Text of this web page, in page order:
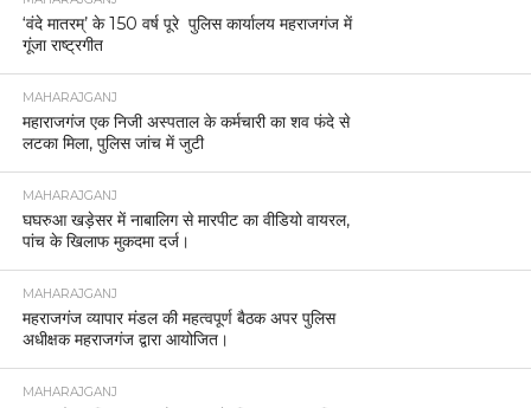
‘वंदे मातरम्’ के 150 वर्ष पूरे पुलिस कार्यालय महराजगंज में
गूंजा राष्ट्रगीत
MAHARAJGANJ
महाराजगंज एक निजी अस्पताल के कर्मचारी का शव फंदे से
लटका मिला, पुलिस जांच में जुटी
MAHARAJGANJ
घघरुआ खड़ेसर में नाबालिग से मारपीट का वीडियो वायरल,
पांच के खिलाफ मुकदमा दर्ज।
MAHARAJGANJ
महराजगंज व्यापार मंडल की महत्वपूर्ण बैठक अपर पुलिस
अधीक्षक महराजगंज द्वारा आयोजित।
MAHARAJGANJ